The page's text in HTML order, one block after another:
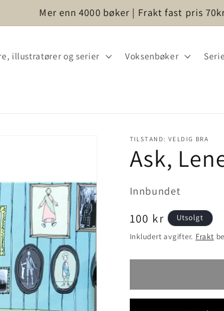
Mer enn 4000 bøker | Frakt fast pris
illustratører og serier Voksenbøker
TILSTAND: VELDIG BRA
Ask,
Innbundet
Vanlig
pris
100 kr
Utsolgt
Inkludert avgifter. Frakt